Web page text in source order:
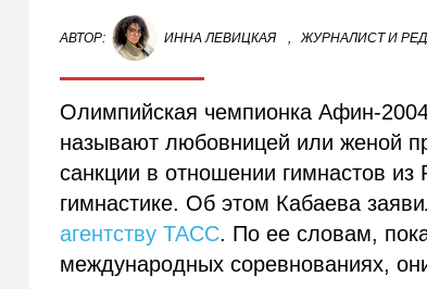
АВТОР: ИННА ЛЕВИЦКАЯ , ЖУРНАЛИСТ И
Олимпийская чемпионка Афин-
называют любовницей или женой
санкции в отношении гимнастов
гимнастике. Об этом Кабаева
агентству ТАСС. По ее словам,
международных соревнованиях,